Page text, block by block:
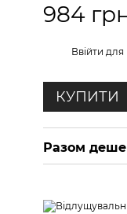
984
Ввійти для
КУПИТИ
Разом